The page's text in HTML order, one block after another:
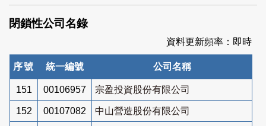
索
閉鎖性公司名錄
資料更新頻率：即時
序號 統一編號 公司名稱
151 00106957 宗盈投資股份有限公司
152 00107082 中山營造股份有限公司